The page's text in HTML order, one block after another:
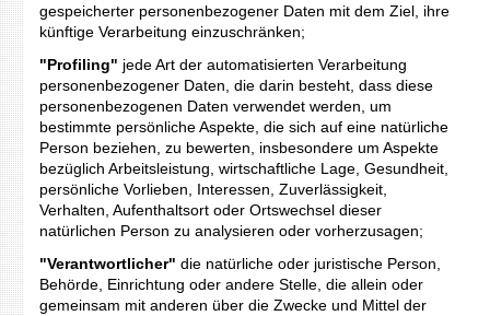
gespeicherter personenbezogener Daten mit dem Ziel, ihre
künftige Verarbeitung einzuschränken;
"Profiling" jede Art der automatisierten Verarbeitung
personenbezogener Daten, die darin besteht, dass diese
personenbezogenen Daten verwendet werden, um
bestimmte persönliche Aspekte, die sich auf eine natürliche
Person beziehen, zu bewerten, insbesondere um Aspekte
bezüglich Arbeitsleistung, wirtschaftliche Lage, Gesundheit,
persönliche Vorlieben, Interessen, Zuverlässigkeit,
Verhalten, Aufenthaltsort oder Ortswechsel dieser
natürlichen Person zu analysieren oder vorherzusagen;
"Verantwortlicher" die natürliche oder juristische Person,
Behörde, Einrichtung oder andere Stelle, die allein oder
gemeinsam mit anderen über die Zwecke und Mittel der